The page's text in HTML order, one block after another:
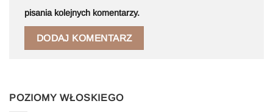
pisania kolejnych komentarzy.
POZIOMY WŁOSKIEGO